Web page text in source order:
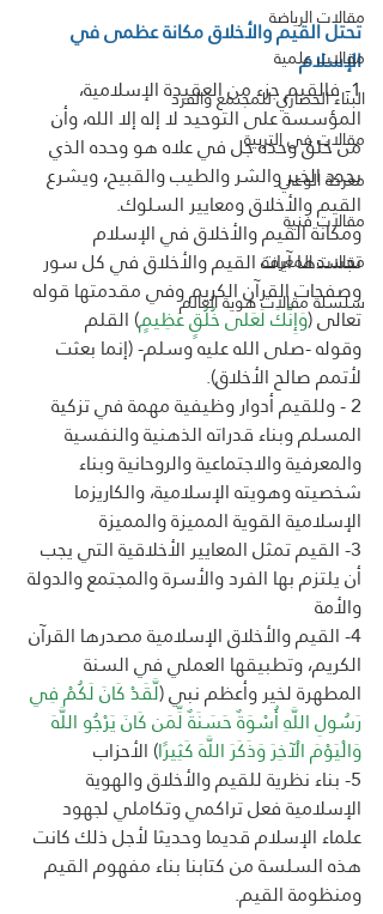
مقالات الرياضة
مقالات علمية
البناء الحضاري للمجتمع والفرد
مقالات فى التربية
معركة الوعي
مقالات فنية
مقالات المعرفة
سلسلة مقالات هوية العالم
تحتل القيم والأخلاق مكانة عظمى في
الإسلام
1- فالقيم جزء من العقيدة الإسلامية،
المؤسسة على التوحيد لا إله إلا الله، وأن
من خلق وحده جل في علاه هو وحده الذي
يحدد الخير والشر والطيب والقبيح، ويشرع
القيم والأخلاق ومعايير السلوك.
ومكانة القيم والأخلاق في الإسلام
تجسدها آيات القيم والأخلاق في كل سور
وصفحات القرآن الكريم وفي مقدمتها قوله
تعالى (وَإِنَّكَ لَعَلى خُلُقٍ عَظِيمٍ) القلم
وقوله -صلى الله عليه وسلم- (إنما بعثت
لأتمم صالح الأخلاق).
2 - وللقيم أدوار وظيفية مهمة في تزكية
المسلم وبناء قدراته الذهنية والنفسية
والمعرفية والاجتماعية والروحانية وبناء
شخصيته وهويته الإسلامية، والكاريزما
الإسلامية القوية المميزة والمميزة
3- القيم تمثل المعايير الأخلاقية التي يجب
أن يلتزم بها الفرد والأسرة والمجتمع والدولة
والأمة
4- القيم والأخلاق الإسلامية مصدرها القرآن
الكريم، وتطبيقها العملي في السنة
المطهرة لخير وأعظم نبي (لَّقَدْ كَانَ لَكُمْ فِي
رَسُولِ اللَّهِ أُسْوَةٌ حَسَنَةٌ لِّمَن كَانَ يَرْجُو اللَّهَ
وَالْيَوْمَ الْآخِرَ وَذَكَرَ اللَّهَ كَثِيرًا) الأحزاب
5- بناء نظرية للقيم والأخلاق والهوية
الإسلامية فعل تراكمي وتكاملي لجهود
علماء الإسلام قديما وحديثا لأجل ذلك كانت
هذه السلسة من كتابنا بناء مفهوم القيم
ومنظومة القيم.